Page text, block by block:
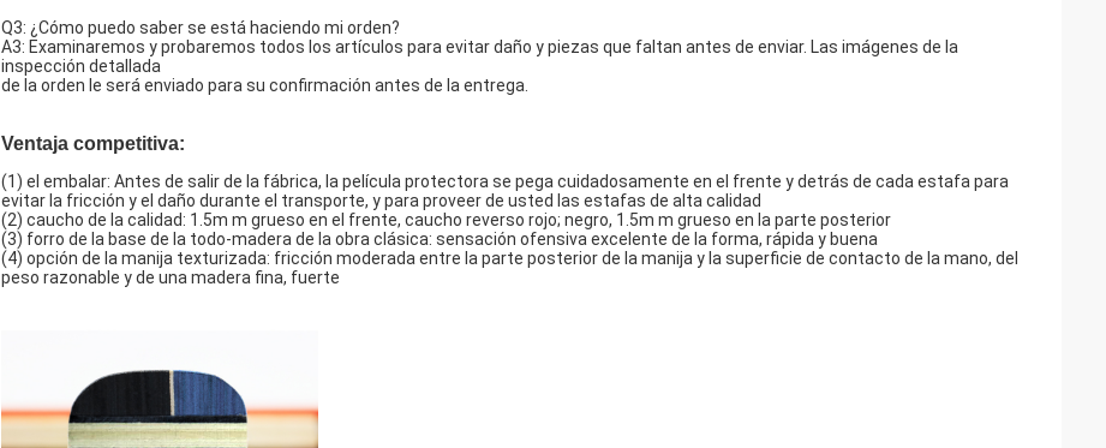
Q3: ¿Cómo puedo saber se está haciendo mi orden?
A3: Examinaremos y probaremos todos los artículos para evitar daño y piezas que faltan antes de enviar. Las imágenes de la
inspección detallada
de la orden le será enviado para su confirmación antes de la entrega.
Ventaja competitiva:
(1) el embalar: Antes de salir de la fábrica, la película protectora se pega cuidadosamente en el frente y detrás de cada estafa para
evitar la fricción y el daño durante el transporte, y para proveer de usted las estafas de alta calidad
(2) caucho de la calidad: 1.5m m grueso en el frente, caucho reverso rojo; negro, 1.5m m grueso en la parte posterior
(3) forro de la base de la todo-madera de la obra clásica: sensación ofensiva excelente de la forma, rápida y buena
(4) opción de la manija texturizada: fricción moderada entre la parte posterior de la manija y la superficie de contacto de la mano, del
peso razonable y de una madera fina, fuerte